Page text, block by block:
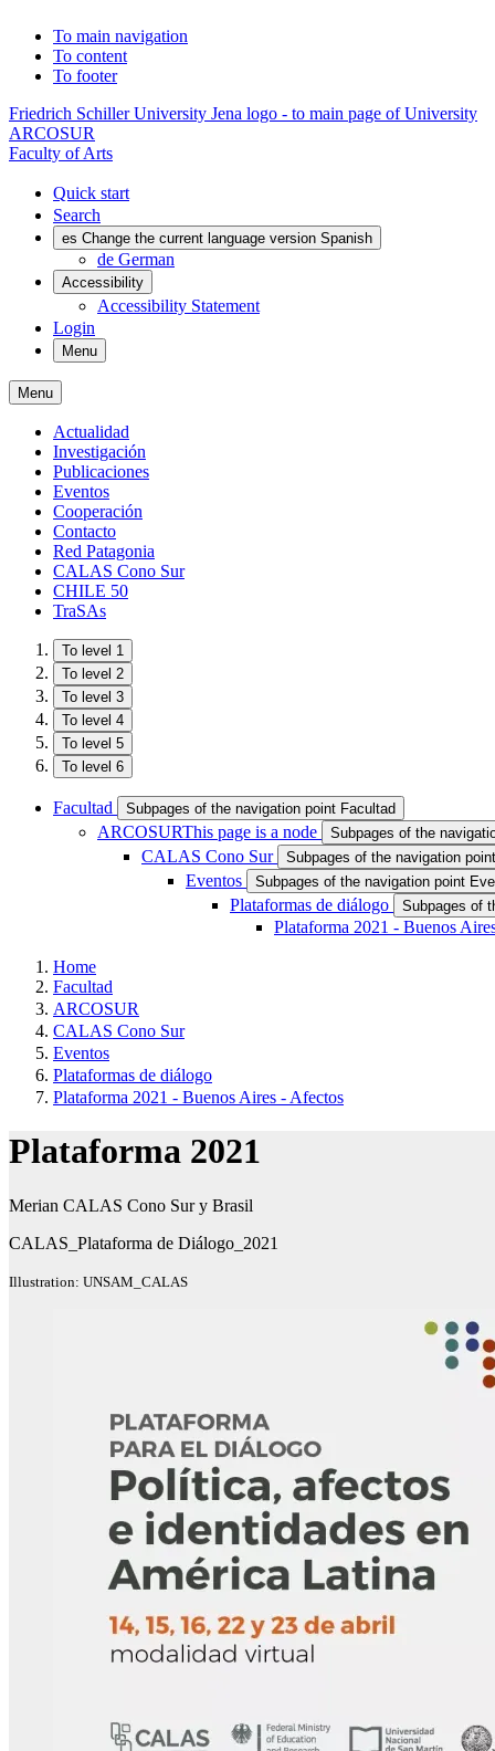
To main navigation
To content
To footer
Friedrich Schiller University Jena logo - to main page of University
ARCOSUR
Faculty of Arts
Quick start
Search
es Change the current language version Spanish
de German
Accessibility
Accessibility Statement
Login
Menu
Menu
Actualidad
Investigación
Publicaciones
Eventos
Cooperación
Contacto
Red Patagonia
CALAS Cono Sur
CHILE 50
TraSAs
To level 1
To level 2
To level 3
To level 4
To level 5
To level 6
Facultad Subpages of the navigation point Facultad
ARCOSURThis page is a node Subpages of the
CALAS Cono Sur Subpages of the navigation
Eventos Subpages of the navigation point
Plataformas de diálogo Subpages of
Plataforma 2021 - Buenos
Home
Facultad
ARCOSUR
CALAS Cono Sur
Eventos
Plataformas de diálogo
Plataforma 2021 - Buenos Aires - Afectos
Plataforma 2021
Merian CALAS Cono Sur y Brasil
CALAS_Plataforma de Diálogo_2021
Illustration: UNSAM_CALAS